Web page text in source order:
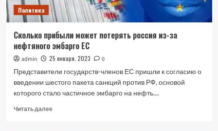
Политика
Сколько прибыли может потерять россия из-за
нефтяного эмбарго ЕС
admin 25 января, 2023
0
Представители государств-членов ЕС пришли к согласию о
введении шестого пакета санкций против РФ, основой
которого стало частичное эмбарго на нефть....
Читать далееПрочитать